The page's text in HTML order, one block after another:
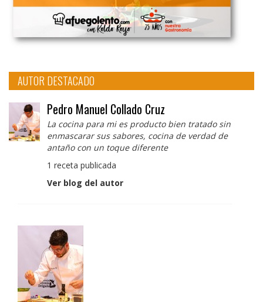
AUTOR DESTACADO
Pedro Manuel Collado Cruz
La cocina para mi es producto bien tratado sin
enmascarar sus sabores, cocina de verdad de
antaño con un toque diferente
1 receta publicada
Ver blog del autor